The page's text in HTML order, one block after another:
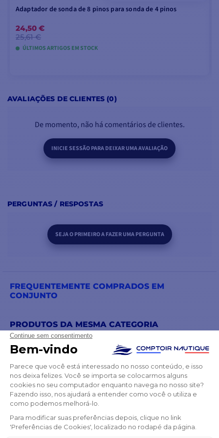
Adaptador de sonda de 8 pinos para sonda de 4 pinos
24,50 €
25,61 €
ÚLTIMOS ARTIGOS EM STOCK
AVALIAÇÕES DE CLIENTES (0)
De momento, não há comentários de clientes.
INICIE SESSÃO PARA DEIXAR UMA AVALIAÇÃO
PERGUNTAS / RESPOSTAS
SEJA O PRIMEIRO A FAZER UMA PERGUNTA
FREQUENTEMENTE COMPRADOS EM
CONJUNTO
PRODUTOS DA MESMA CATEGORIA
PRODUTOS DA MESMA MARCA
TAMBÉM PODE GOSTAR
📢 OFERTA